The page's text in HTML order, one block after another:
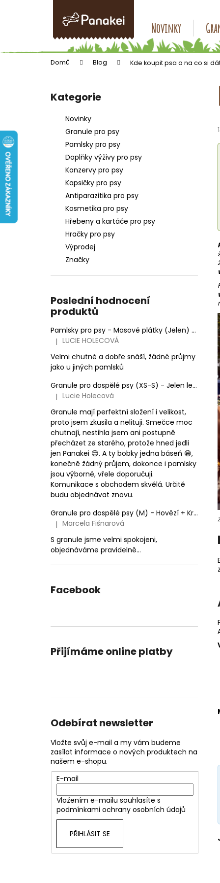
Novinky
Domů Blog Kde koupit psa a na co si
Přeskočit
kategorie
Kategorie
Novinky
Granule pro psy
Pamlsky pro psy
Doplňky výživy pro psy
Konzervy pro psy
Kapsičky pro psy
Antiparazitika pro psy
Kosmetika pro psy
Hřebeny a kartáče pro psy
Hračky pro psy
Výprodej
Značky
Poslední hodnocení
produktů
Pamlsky pro psy - Masové plátky (Jelen)
Hodnocení produktu je 5 z 5 hvězdiček.
| LUCIE HOLECOVÁ
Velmi chutné a dobře snáší, žádné průjmy
jako u jiných pamlsků
Granule pro dospělé psy (XS-S) - Jelen lesní (SENSITIVE) 3kg
Hodnocení produktu je 5 z 5 hvězdiček.
| Lucie Holecová
Granule mají perfektní složení i velikost,
proto jsem zkusila a nelituji. Smečce moc
chutnají, nestihla jsem ani postupně
přecházet ze starého, protože hned jedli
jen Panakei 😊. A ty bobky jedna báseň 😁,
konečně žádný průjem, dokonce i pamlsky
jsou výborné, vřele doporučuji.
Komunikace s obchodem skvělá. Určitě
budu objednávat znovu.
Granule pro dospělé psy (M) - Hovězí + Krůtí 9kg
Hodnocení produktu je 5 z 5 hvězdiček.
| Marcela Fišnarová
S granule jsme velmi spokojeni,
objednáváme pravidelně...
Facebook
Přijímáme online platby
Odebírat newsletter
Vložte svůj e-mail a my vám budeme
zasílat informace o nových produktech na
našem e-shopu.
E-mail
Vložením e-mailu souhlasíte s
podmínkami ochrany osobních údajů
PŘIHLÁSIT SE
k
obchodu
obchodu